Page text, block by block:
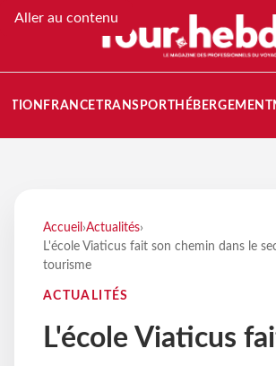
Aller au contenu
FRANCETRANSPORT HÉBERGEMENT
Accueil ›Actualités›
L'école Viaticus fait son chemin dans le
tourisme
ACTUALITÉS
L'école Viaticus